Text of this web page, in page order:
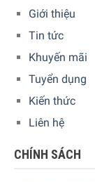
Robot Hút Bụi
kế
Chế độ MAX+
Chế độ Max+
với lực hút cực
yêu cầu mạnh
đa 1200Pa có
Giới thiệu
Tin tức
Khuyến mãi
Tuyển dụng
Kiến thức
Liên hệ
CHÍNH SÁCH